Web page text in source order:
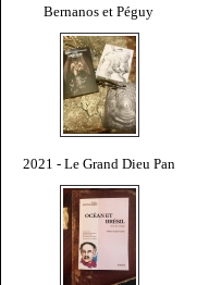
Bernanos et Péguy
2021 - Le Grand Dieu Pan